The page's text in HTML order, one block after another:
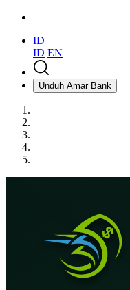
ID
ID EN
Unduh Amar Bank